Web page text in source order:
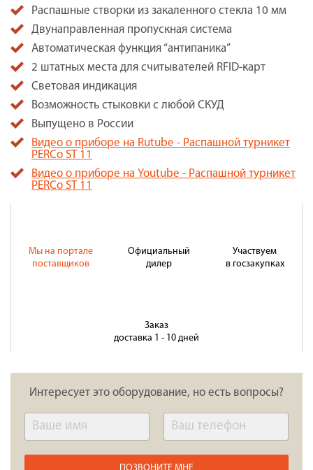
Распашные створки из закаленного стекла 10 мм
Двунаправленная пропускная система
Автоматическая функция “антипаника”
2 штатных места для считывателей RFID-карт
Световая индикация
Возможность стыковки с любой СКУД
Выпущено в России
Видео о приборе на Rutube - Распашной турникет
PERCo ST 11
Видео о приборе на Youtube - Распашной турникет
PERCo ST 11
Мы на портале
поставщиков
Официальный
дилер
Участвуем
в госзакупках
Заказ
доставка 1 - 10 дней
Интересует это оборудование, но есть вопросы?